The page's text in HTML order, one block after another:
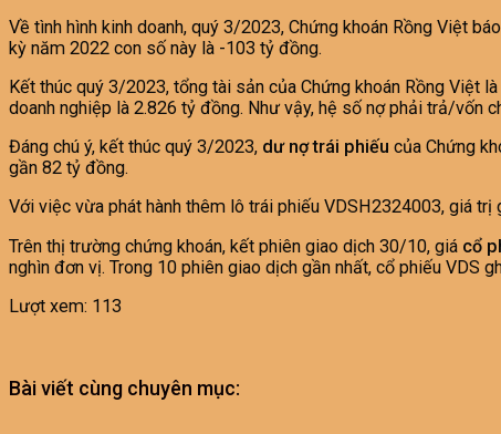
Về tình hình kinh doanh, quý 3/2023, Chứng khoán Rồng Việt
kỳ năm 2022 con số này là -103 tỷ đồng.
Kết thúc quý 3/2023, tổng tài sản của Chứng khoán Rồng Việt
doanh nghiệp là 2.826 tỷ đồng. Như vậy, hệ số nợ phải trả/vốn
Đáng chú ý, kết thúc quý 3/2023, dư nợ trái phiếu của Chứng
gần 82 tỷ đồng.
Với việc vừa phát hành thêm lô trái phiếu VDSH2324003, giá
Trên thị trường chứng khoán, kết phiên giao dịch 30/10, giá cổ
nghìn đơn vị. Trong 10 phiên giao dịch gần nhất, cổ phiếu VDS
Lượt xem: 113
Bài viết cùng chuyên mục: